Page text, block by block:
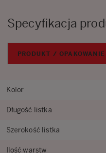
Specyfikacja
PRODUKT / OPAKOWANIE
Kolor
Długość listka
Szerokość listka
Ilość warstw